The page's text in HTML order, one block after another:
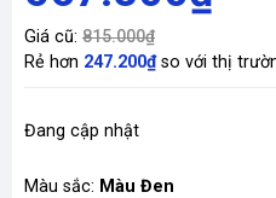
Giá cũ: 815.000₫
Rẻ hơn 247.200₫so với thị
Đang cập nhật
Màu sắc: Màu Đen